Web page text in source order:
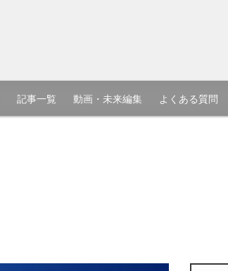
記事一覧 動画・未来編集 よくある質問